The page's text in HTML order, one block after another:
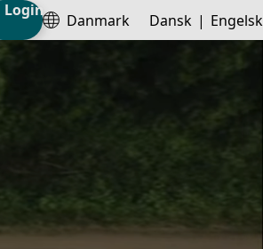
søgning
Login
Danmark Dansk Engelsk